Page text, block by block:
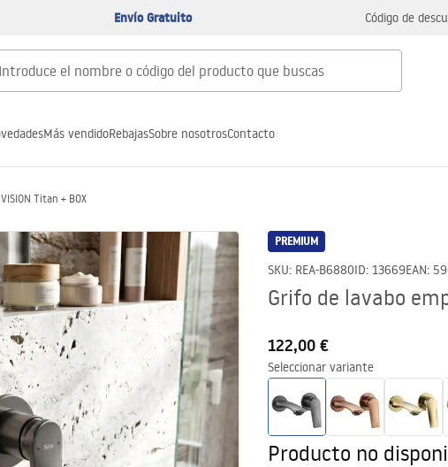
Envío Gratuito Código de
Más vendidoRebajasSobre nosotrosContacto
Titan + BOX
PREMIUM
SKU: REA-B6880ID: 13669EAN:
Grifo de lavabo
122,00 €
Seleccionar variante
Producto no